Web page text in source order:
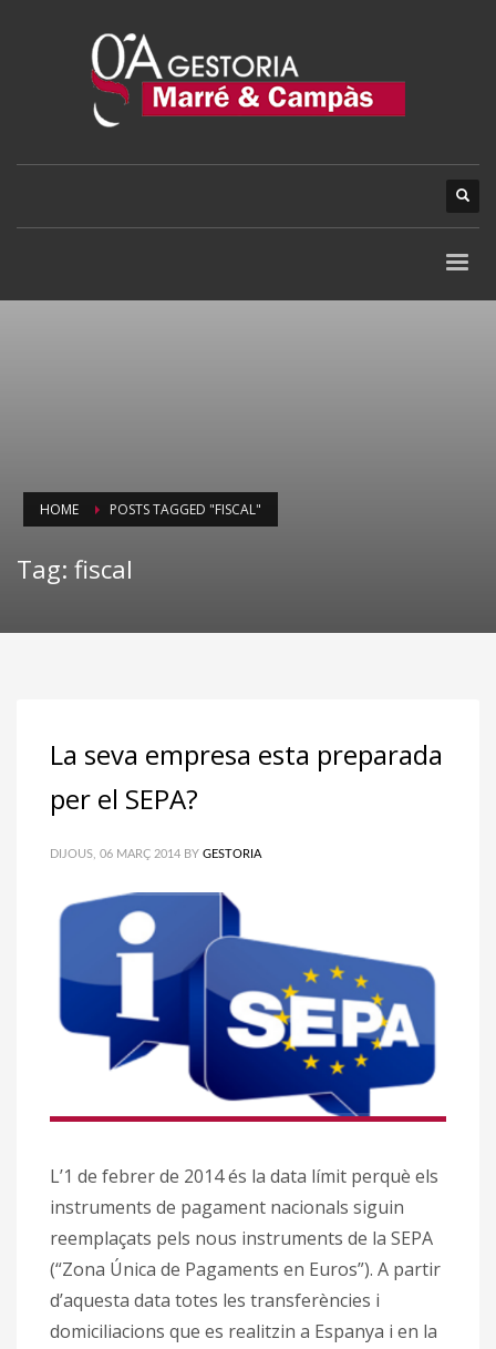
HOME POSTS TAGGED "FISCAL"
Tag: fiscal
La seva empresa esta preparada
per el SEPA?
DIJOUS, 06 MARÇ 2014 BY GESTORIA
L’1 de febrer de 2014 és la data límit perquè els
instruments de pagament nacionals siguin
reemplaçats pels nous instruments de la SEPA
(“Zona Única de Pagaments en Euros”). A partir
d’aquesta data totes les transferències i
domiciliacions que es realitzin a Espanya i en la